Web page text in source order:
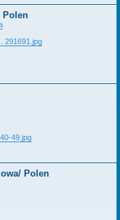
Polen
291691.jpg
49.jpg
Polen